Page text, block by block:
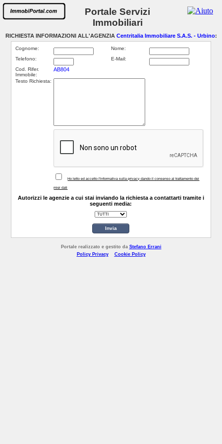
Portale Servizi
Immobiliari
RICHIESTA INFORMAZIONI ALL'AGENZIA Centritalia Immobiliare S.A.S. - Urbino:
Cognome:
Nome:
Telefono:
E-Mail:
Cod. Rifer.
Immobile:
AB804
Testo Richiesta:
Ho letto ed accetto l'informativa sulla privacy dando il consenso al trattamento dei
miei dati
Autorizzi le agenzie a cui stai inviando la richiesta a contattarti tramite i
seguenti media:
Invia
Portale realizzato e gestito da Stefano Errani
Policy Privacy
Cookie Policy